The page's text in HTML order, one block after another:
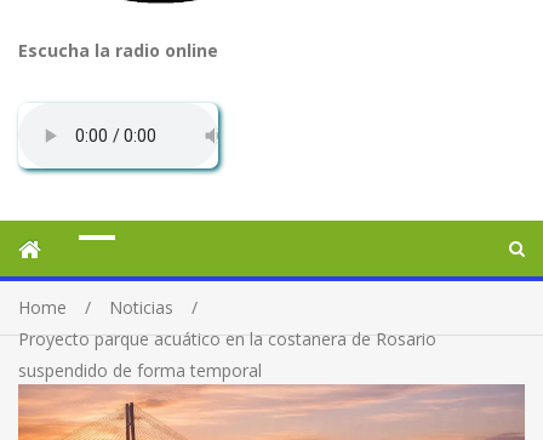
Escucha la radio online
Home
Noticias
Proyecto parque acuático en la costanera de Rosario
suspendido de forma temporal